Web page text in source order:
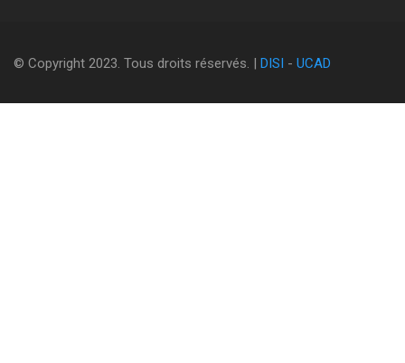
© Copyright 2023. Tous droits réservés. | DISI - UCAD